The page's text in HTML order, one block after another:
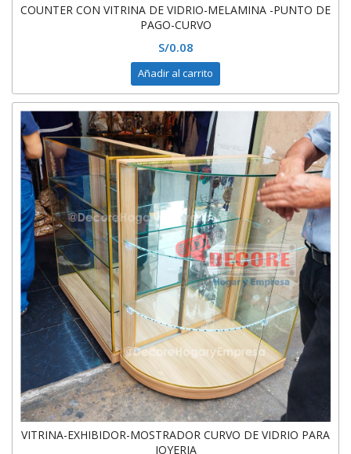
COUNTER CON VITRINA DE VIDRIO-MELAMINA -PUNTO DE
PAGO-CURVO
S/0.08
Añadir al carrito
VITRINA-EXHIBIDOR-MOSTRADOR CURVO DE VIDRIO PARA
JOYERIA